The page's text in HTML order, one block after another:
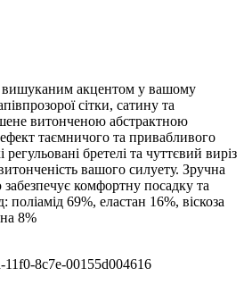
вишуканим акцентом у вашому
сітки, сатину та
витонченою абстрактною
таємничого та привабливого
регульовані бретелі та чуттєвий виріз
вашого силуету. Зручна
забезпечує комфортну посадку та
поліамід 69%, еластан 16%, віскоза
8%
8c7e-00155d004616